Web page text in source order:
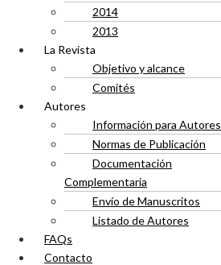
2014
2013
La Revista
Objetivo y alcance
Comités
Autores
Información para Autores
Normas de Publicación
Documentación
Complementaria
Envío de Manuscritos
Listado de Autores
FAQs
Contacto